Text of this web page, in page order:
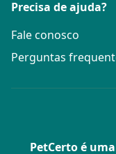
Precisa de ajuda?
Fale conosco
Perguntas
PetCerto é